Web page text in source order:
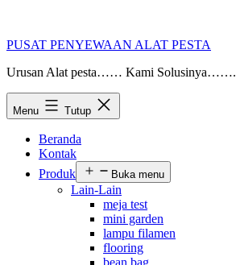
PUSAT PENYEWAAN ALAT PESTA
Urusan Alat pesta…… Kami Solusinya…….
Menu Tutup
Beranda
Kontak
Produk
Buka menu
Lain-Lain
meja test
mini garden
lampu filamen
flooring
bean bag